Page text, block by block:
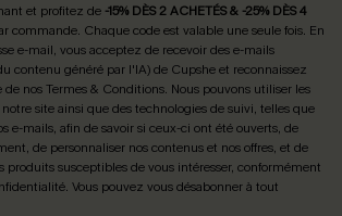
et profitez de -15% DÈS 2 ACHETÉS & -25% DÈS 4
commande. Chaque code est valable une seule fois. En
e-mail, vous acceptez de recevoir des e-mails
contenu généré par l'IA) de Cupshe et reconnaissez
de nosTermes & Conditions. Nous pouvons utiliser les
site ainsi que des technologies de suivi, telles que
e-mails, afin de savoir si ceux-ci ont été ouverts, de
de personnaliser nos contenus et nos offres, et de
produits susceptibles de vous intéresser, conformément
. Vous pouvez vous désabonner à tout